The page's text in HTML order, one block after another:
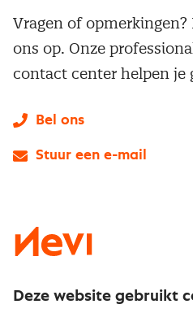
Vragen of
ons op. Onze
contact center helpen je
Bel ons
Stuur een e-mail
Deze website gebruikt